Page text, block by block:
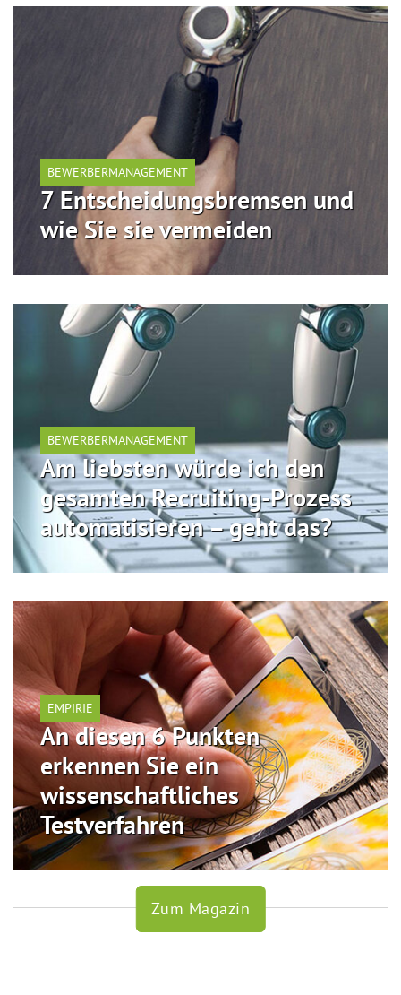
BEWERBERMANAGEMENT
7 Entscheidungsbremsen und
wie Sie sie vermeiden
BEWERBERMANAGEMENT
Am liebsten würde ich den
gesamten Recruiting-Prozess
automatisieren – geht das?
EMPIRIE
An diesen 6 Punkten
erkennen Sie ein
wissenschaftliches
Testverfahren
Zum Magazin